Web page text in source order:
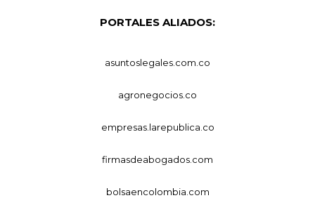
PORTALES ALIADOS:
asuntoslegales.com.co
agronegocios.co
empresas.larepublica.co
firmasdeabogados.com
bolsaencolombia.com